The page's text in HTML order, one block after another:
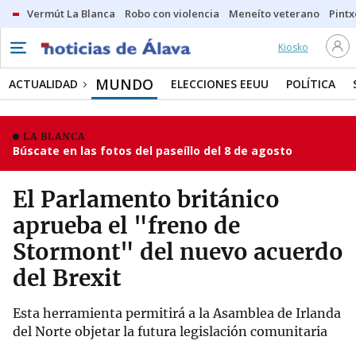
Vermút La Blanca Robo con violencia Meneíto veterano
Kiosko
ACTUALIDAD MUNDO ELECCIONES EEUU POLÍTICA
LA BLANCA
Búscate en las fotos del paseíllo del 8 de agosto
El Parlamento británico
aprueba el "freno de
Stormont" del nuevo acuerdo
del Brexit
Esta herramienta permitirá a la Asamblea de Irlanda
del Norte objetar la futura legislación comunitaria